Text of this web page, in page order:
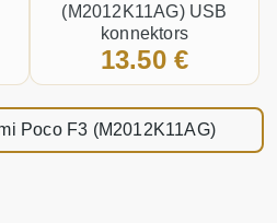
(M2012K11AG) USB
konnektors
13.50 €
Poco F3 (M2012K11AG)